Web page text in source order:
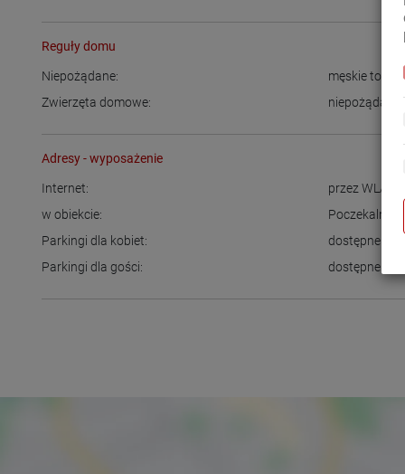
Reguły domu
Niepożądane:
męskie
Zwierzęta domowe:
niepożądane
Adresy - wyposażenie
Internet: przez WLAN
w obiekcie:
Poczekalnia
Parkingi dla kobiet:
dostępne
Parkingi dla gości:
dostępne